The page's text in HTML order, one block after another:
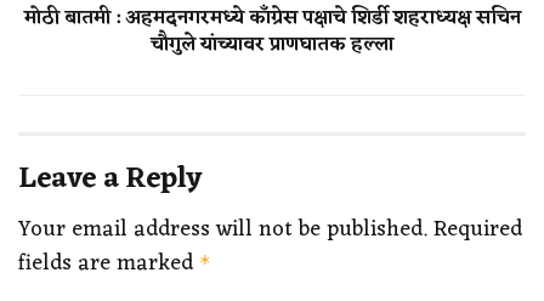
मोठी बातमी : अहमदनगरमध्ये काँग्रेस पक्षाचे शिर्डी शहराध्यक्ष सचिन
चौगुले यांच्यावर प्राणघातक हल्ला
Leave a Reply
Your email address will not be published.Required
fields are marked *